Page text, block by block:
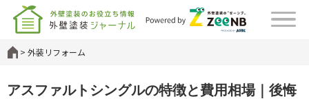
外装リフォーム
アスファルトシングルの特徴と費用相場｜後悔